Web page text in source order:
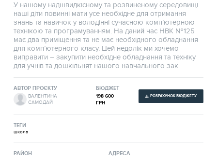
У нашому надшвидкісному та розвиненому середовищі
наші діти повинні мати усе необхідне для отримання
знань та навичок у володінні сучасною комп’ютерною
технікою та програмуванням. На даний час НВК №125
має два приміщення та не має необхідного обладнання
для комп’ютерного класу. Цей недолік ми хочемо
виправити – закупити необхідне обладнання та техніку
для учнів та дошкільнят нашого навчального зак
АВТОР ПРОЄКТУ
ВАЛЕНТИНА
САМОДАЙ
БЮДЖЕТ
198 600
ГРН
РОЗРАХУНОК БЮДЖЕТУ
ТЕГИ
школа
РАЙОН АДРЕСА